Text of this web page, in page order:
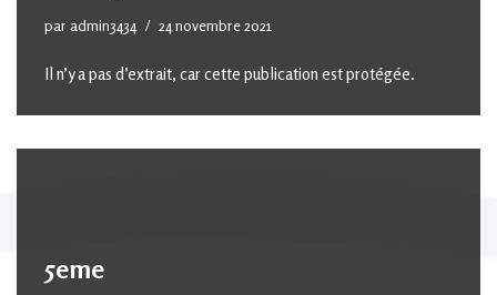
par admin3434 24 novembre 2021
Il n’y a pas d’extrait, car cette publication est protégée.
5eme